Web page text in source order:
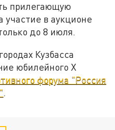
прилегающую
участие в аукционе
до 8 июля.
Кузбасса
юбилейного X
форума "Россия
.